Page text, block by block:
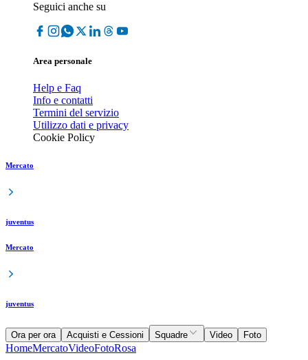
Seguici anche su
Area personale
Help e Faq
Info e contatti
Termini del servizio
Utilizzo dati e privacy
Cookie Policy
Mercato
juventus
Mercato
juventus
Ora per ora Acquisti e Cessioni Squadre Video Foto
HomeMercatoVideoFotoRosa